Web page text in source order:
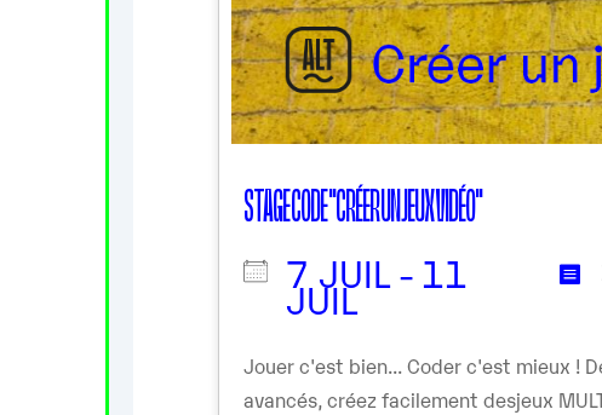
STAGE CODE "CRÉER UN JEUX VIDÉO"
7 JUIL - 11
JUIL
Jouer c'est bien... Coder c'est mieux !
avancés, créez facilement desjeux